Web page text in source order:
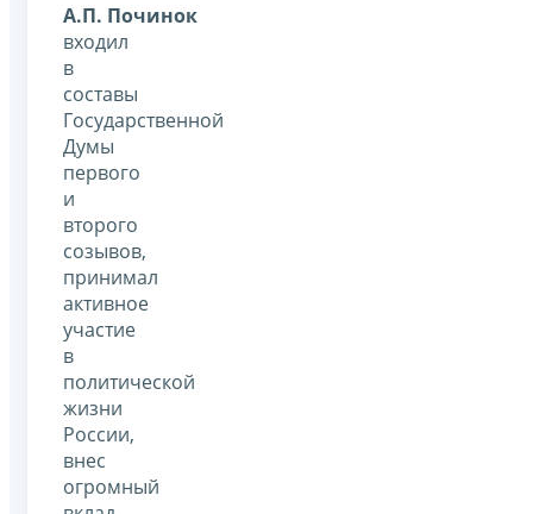
А.П. Починок
входил
в
составы
Государственной
Думы
первого
и
второго
созывов,
принимал
активное
участие
в
политической
жизни
России,
внес
огромный